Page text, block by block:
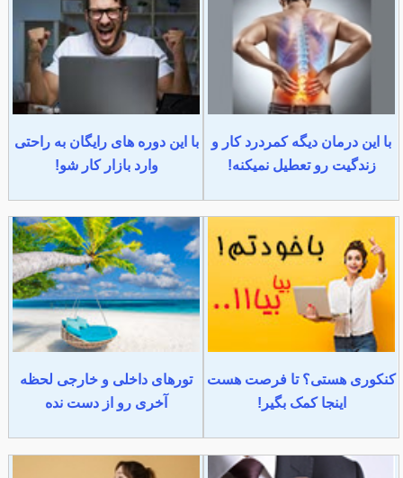
با این درمان دیگه کمردرد کار و
زندگیت رو تعطیل نمیکنه!
با این دوره های رایگان به راحتی
وارد بازار کار شو!
کنکوری هستی؟ تا فرصت هست
اینجا کمک بگیر!
تورهای داخلی و خارجی لحظه
آخری رو از دست نده